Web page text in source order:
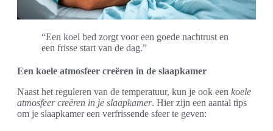
“Een koel bed zorgt voor een goede nachtrust en
een frisse start van de dag.”
Een koele atmosfeer creëren in de slaapkamer
Naast het reguleren van de temperatuur, kun je ook een koele
atmosfeer creëren in je slaapkamer. Hier zijn een aantal tips
om je slaapkamer een verfrissende sfeer te geven: